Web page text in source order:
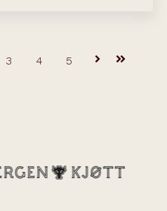
3 4 5 NesteSiste